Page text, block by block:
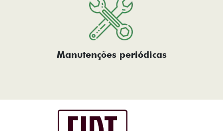
Manutenções periódicas